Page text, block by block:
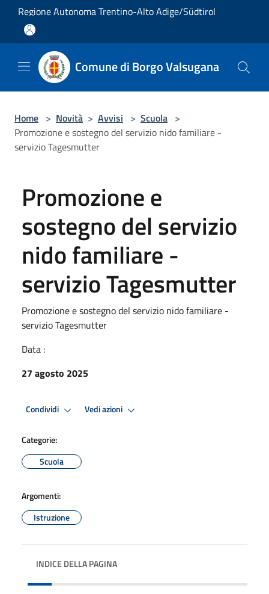
Salta al contenuto principale
Regione Autonoma Trentino-Alto Adige/Südtirol
Comune di Borgo Valsugana
Home > Novità > Avvisi > Scuola >
Promozione e sostegno del servizio nido familiare -
servizio Tagesmutter
Promozione e
sostegno del servizio
nido familiare -
servizio Tagesmutter
Promozione e sostegno del servizio nido familiare -
servizio Tagesmutter
Data :
27 agosto 2025
Condividi Vedi azioni
Categorie:
Scuola
Argomenti:
Istruzione
INDICE DELLA PAGINA